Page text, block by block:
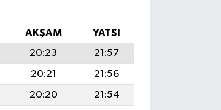
AKŞAM
YATSI
20:23
21:57
20:21
21:56
20:20
21:54